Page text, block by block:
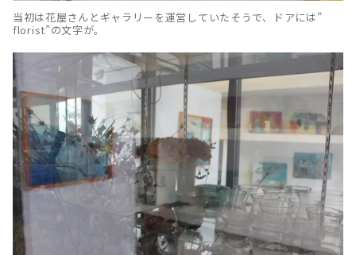
当初は花屋さんとギャラリーを運営していたそうで、ドアには”
florist”の文字が。